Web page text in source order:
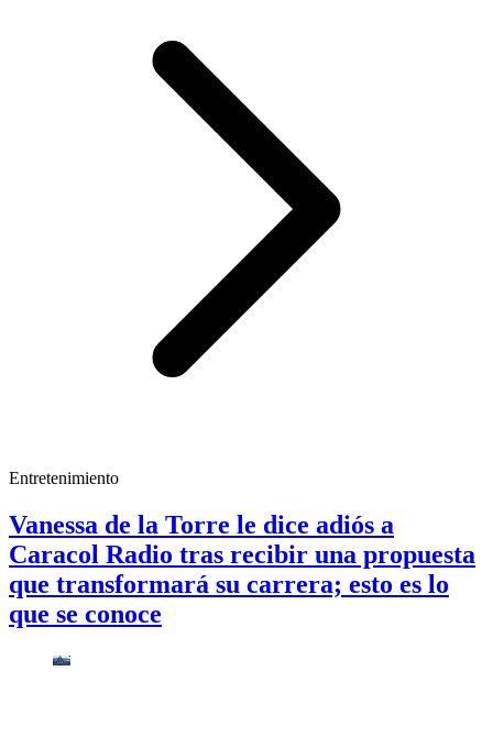
Entretenimiento
Vanessa de la Torre le dice adiós a
Caracol Radio tras recibir una propuesta
que transformará su carrera; esto es lo
que se conoce